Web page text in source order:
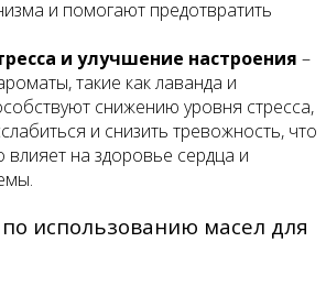
и помогают предотвратить
и улучшение настроения –
такие как лаванда и
снижению уровня стресса,
и снизить тревожность, что
влияет на здоровье сердца и
использованию масел для